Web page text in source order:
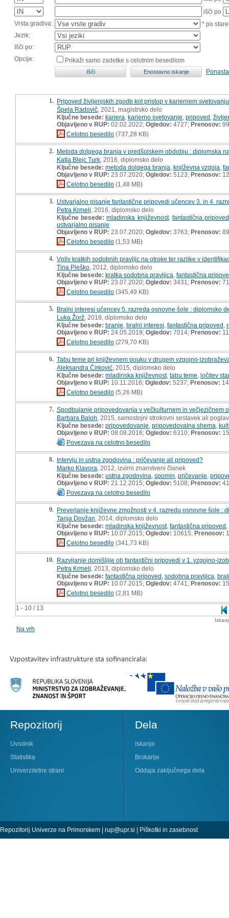
išči po
Vrsta gradiva:
* po
Jezik:
Išči po:
Opcije:
Prikaži samo zadetke s celotnim besedilom
1 - 10 / 13
1. Pripoved življenjskih zgodb kot pristop v kariernem
Špela Radovič , 2021, magistrsko delo
Ključne besede: kariera karierno svetovanje pripoved
Objavljeno v RUP: 02.02.2022; Ogledov: 4727; Prenosov: 99
Celotno besedilo (737,28 KB)
2. Metoda dolgega branja v predšolskem obdobju : diplomska
Katja Blejc Turk , 2016, diplomsko delo
Ključne besede: metoda dolgega branja književna vzgoja
Objavljeno v RUP: 23.07.2020; Ogledov: 5123; Prenosov:
Celotno besedilo (1,48 MB)
3. Ustvarjalno pisanje fantastične pripovedi učencev 3. in 4.
Petra Krmelj , 2016, diplomsko delo
Ključne besede: mladinska književnost, fantastična pripoved
ustvarjalno pisanje
Objavljeno v RUP: 23.07.2020; Ogledov: 3763; Prenosov: 89
Celotno besedilo (1,53 MB)
4. Vpliv kratkih sodobnih pravljic na otroke ter razlike v
Tina Pleško , 2012, diplomsko delo
Ključne besede: kratka sodobna pravljica fantastična
Objavljeno v RUP: 23.07.2020; Ogledov: 3431; Prenosov: 71
Celotno besedilo (345,49 KB)
5. Bralni interesi učencev 5. razreda osnovne šole : diplomsko
Luka Žorž , 2018, diplomsko delo
Ključne besede: branje bralni interesi fantastična pripoved
Objavljeno v RUP: 24.05.2019; Ogledov: 7014; Prenosov:
Celotno besedilo (279,70 KB)
6. Tabu teme pri književnem pouku v drugem vzgojno-
Aleksandra Ćirković , 2015, diplomsko delo
Ključne besede: mladinska književnost, tabu teme ločitev
Objavljeno v RUP: 10.11.2016; Ogledov: 5237; Prenosov:
Celotno besedilo (5,26 MB)
7. Spodbujanje pripovedovanja v večkulturnem in večjezičnem
Barbara Baloh , 2015, samostojni strokovni sestavek ali
Ključne besede: pripovedovanje pripovedovalna shema
Objavljeno v RUP: 08.08.2016; Ogledov: 6310; Prenosov:
Povezava na celotno besedilo
8. Intervju in ustna zgodovina : pričevanje ali pripoved?
Marko Klavora , 2012, izvirni znanstveni članek
Ključne besede: ustna zgodovina spomin pričevanje
Objavljeno v RUP: 21.12.2015; Ogledov: 5108; Prenosov: 41
Povezava na celotno besedilo
9. Preverjanje književne zmožnosti v 4. razredu osnovne šole :
Tanja Dovžan , 2014, diplomsko delo
Ključne besede: mladinska književnost, fantastična pripoved
Objavljeno v RUP: 10.07.2015; Ogledov: 10615; Prenosov:
Celotno besedilo (341,73 KB)
10. Razvijanje domišljije ob fantastični pripovedi v 1. vzgojno-
Petra Krmelj , 2013, diplomsko delo
Ključne besede: fantastična pripoved sodobna pravljica
Objavljeno v RUP: 10.07.2015; Ogledov: 4741; Prenosov:
Celotno besedilo (2,81 MB)
Na vrh
Repozitorij
Uvodnik
Statistika
Univerzitetne strani
Dela
Iskanje
Brskanje
Oddaja zaključnega dela
Repozitorij Univerze na Primorskem | rup@upr.si | Piškotki in zasebnost